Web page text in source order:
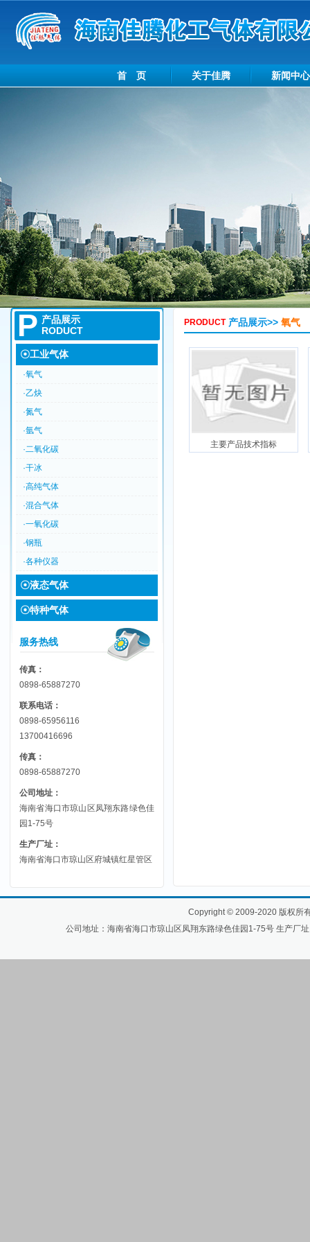
首 页 关于佳腾 新闻中心
P 产品展示
RODUCT
☉工业气体
·氧气
·乙炔
·氮气
·氩气
·二氧化碳
·干冰
·高纯气体
·混合气体
·一氧化碳
·钢瓶
·各种仪器
☉液态气体
☉特种气体
服务热线
传真：
0898-65887270
联系电话：
0898-65956116
13700416696
传真：
0898-65887270
公司地址：
海南省海口市琼山区凤翔东路绿色佳
园1-75号
生产厂址：
海南省海口市琼山区府城镇红星管区
PRODUCT 产品展示>> 氧气
主要产品技术指标
Copyright©2009-2020 版权所
公司地址：海南省海口市琼山区凤翔东路绿色佳园1-75号 生产